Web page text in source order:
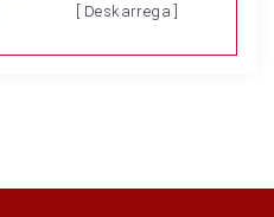
[ Deskarrega ]